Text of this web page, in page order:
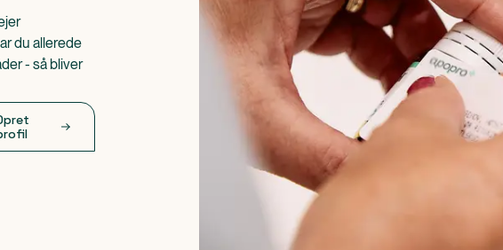
du allerede
- så bliver